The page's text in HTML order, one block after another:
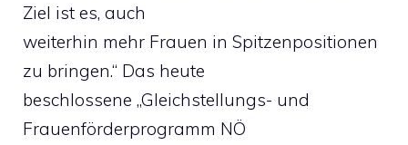
Ziel ist es, auch
weiterhin mehr Frauen in Spitzenpositionen
zu bringen.“ Das heute
beschlossene „Gleichstellungs- und
Frauenförderprogramm NÖ